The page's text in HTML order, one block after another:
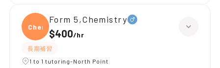
Chemi
Form 5,Chemistry
$400/hr
長期補習
1 to 1 tutoring-North Point